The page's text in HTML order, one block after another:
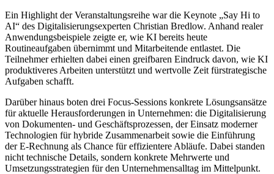
Ein Highlight der Veranstaltungsreihe war die Keynote „Say Hi to
AI“ des Digitalisierungsexperten Christian Bredlow. Anhand realer
Anwendungsbeispiele zeigte er, wie KI bereits heute
Routineaufgaben übernimmt und Mitarbeitende entlastet. Die
Teilnehmer erhielten dabei einen greifbaren Eindruck davon, wie KI
produktiveres Arbeiten unterstützt und wertvolle Zeit fürstrategische
Aufgaben schafft.
Darüber hinaus boten drei Focus-Sessions konkrete Lösungsansätze
für aktuelle Herausforderungen in Unternehmen: die Digitalisierung
von Dokumenten- und Geschäftsprozessen, der Einsatz moderner
Technologien für hybride Zusammenarbeit sowie die Einführung
der E-Rechnung als Chance für effizientere Abläufe. Dabei standen
nicht technische Details, sondern konkrete Mehrwerte und
Umsetzungsstrategien für den Unternehmensalltag im Mittelpunkt.